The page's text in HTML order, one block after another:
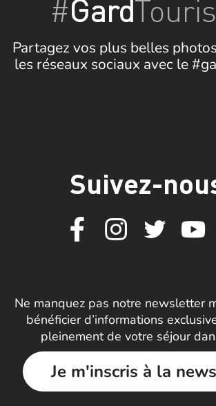
#Gard
Partagez vos plus belles
les réseaux sociaux avec le
Suivez-
Ne manquez pas notre newsletter
bénéficier d’informations
pleinement de votre séjour
Je m'inscris à la